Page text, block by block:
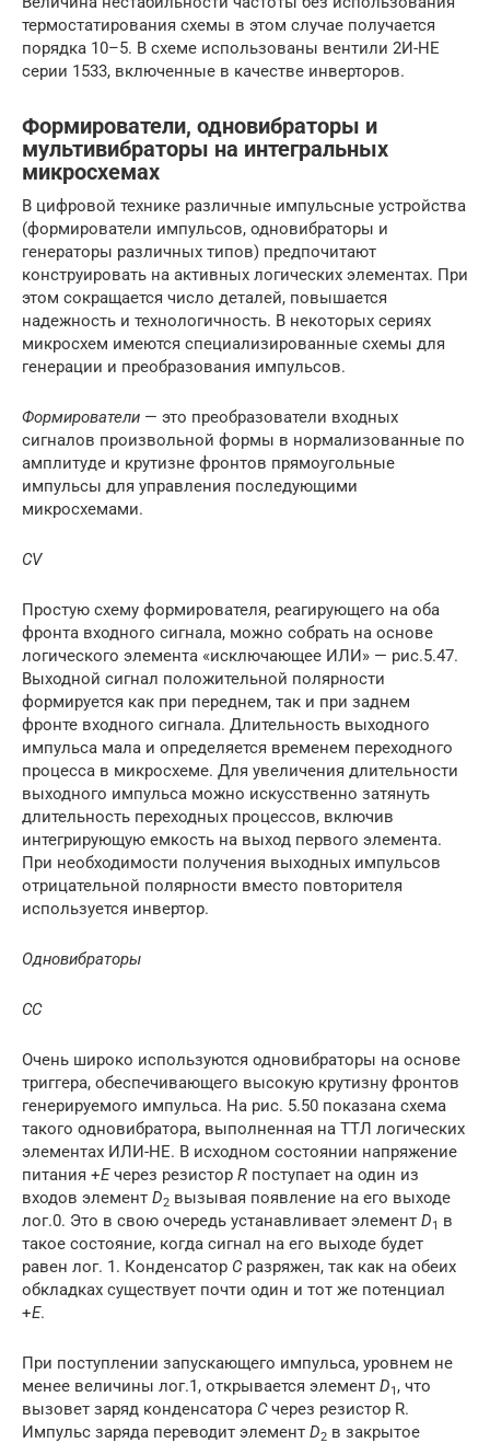
термостатирования схемы в этом случае получается
порядка 10–5. В схеме использованы вентили 2И-НЕ
серии 1533, включенные в качестве инверторов.
Формирователи, одновибраторы и
мультивибраторы на интегральных
микросхемах
В цифровой технике различные импульсные устройства
(формирователи импульсов, одновибраторы и
генераторы различных типов) предпочитают
конструировать на активных логических элементах. При
этом сокращается число деталей, повышается
надежность и технологичность. В некоторых сериях
микросхем имеются специализированные схемы для
генерации и преобразования импульсов.
Формирователи — это преобразователи входных
сигналов произвольной формы в нормализованные по
амплитуде и крутизне фронтов прямоугольные
импульсы для управления последующими
микросхемами.
СV
Простую схему формирователя, реагирующего на оба
фронта входного сигнала, можно собрать на основе
логического элемента «исключающее ИЛИ» — рис.5.47.
Выходной сигнал положительной полярности
формируется как при переднем, так и при заднем
фронте входного сигнала. Длительность выходного
импульса мала и определяется временем переходного
процесса в микросхеме. Для увеличения длительности
выходного импульса можно искусственно затянуть
длительность переходных процессов, включив
интегрирующую емкость на выход первого элемента.
При необходимости получения выходных импульсов
отрицательной полярности вместо повторителя
используется инвертор.
Одновибраторы
СС
Очень широко используются одновибраторы на основе
триггера, обеспечивающего высокую крутизну фронтов
генерируемого импульса. На рис. 5.50 показана схема
такого одновибратора, выполненная на ТТЛ логических
элементах ИЛИ-НЕ. В исходном состоянии напряжение
питания +Ечерез резистор R поступает на один из
входов элемент D2 вызывая появление на его выходе
лог.0. Это в свою очередь устанавливает элемент D1 в
такое состояние, когда сигнал на его выходе будет
равен лог. 1. Конденсатор Сразряжен, так как на обеих
обкладках существует почти один и тот же потенциал
+Е.
При поступлении запускающего импульса, уровнем не
менее величины лог.1, открывается элемент D1 , что
вызовет заряд конденсатора Счерез резистор R.
Импульс заряда переводит элемент D2 в закрытое